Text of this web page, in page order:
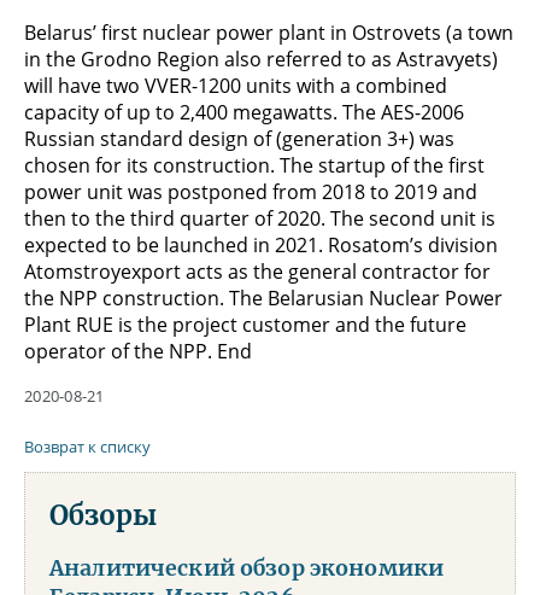
Belarus’ first nuclear power plant in Ostrovets (a town
in the Grodno Region also referred to as Astravyets)
will have two VVER-1200 units with a combined
capacity of up to 2,400 megawatts. The AES-2006
Russian standard design of (generation 3+) was
chosen for its construction. The startup of the first
power unit was postponed from 2018 to 2019 and
then to the third quarter of 2020. The second unit is
expected to be launched in 2021. Rosatom’s division
Atomstroyexport acts as the general contractor for
the NPP construction. The Belarusian Nuclear Power
Plant RUE is the project customer and the future
operator of the NPP. End
2020-08-21
Возврат к списку
Обзоры
Аналитический обзор экономики